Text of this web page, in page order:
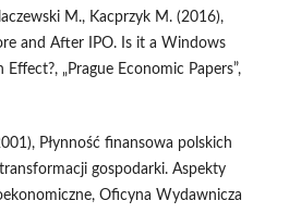
M., Kacprzyk M. (2016),
and After IPO. Is it a Windows
„Prague Economic Papers”,
Płynność finansowa polskich
gospodarki. Aspekty
Oficyna Wydawnicza